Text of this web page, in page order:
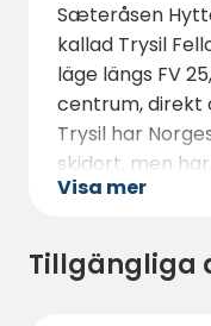
Sæteråsen
kallad Trysil
läge längs FV
centrum, direkt
Trysil har
skidort, men
sommarresmål.
mountainbike. ,
forsränning är
Visa mer
Tillgängliga